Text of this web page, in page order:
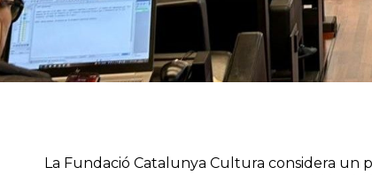
La Fundació Catalunya Cultura considera un